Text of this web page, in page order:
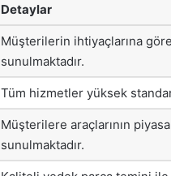
Detaylar
Müşterilerin ihtiyaçlarına
sunulmaktadır.
Tüm hizmetler yüksek
Müşterilere araçlarının
sunulmaktadır.